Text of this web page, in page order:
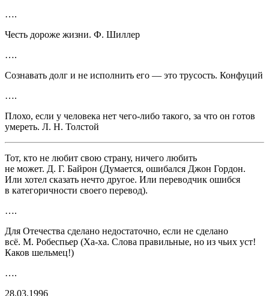
….
Честь дороже жизни. Ф. Шиллер
….
Сознавать долг и не исполнить его — это трусость. Конфуций
….
Плохо, если у человека нет чего-либо такого, за что он готов
умереть. Л. Н. Толстой
Тот, кто не любит свою страну, ничего любить
не может. Д. Г. Байрон (Думается, ошибался Джон Гордон.
Или хотел сказать нечто другое. Или переводчик ошибся
в категоричности своего перевод).
….
Для Отечества сделано недостаточно, если не сделано
всё. М. Робеспьер (Ха-ха. Слова правильные, но из чьих уст!
Каков шельмец!)
….
28.03.1996